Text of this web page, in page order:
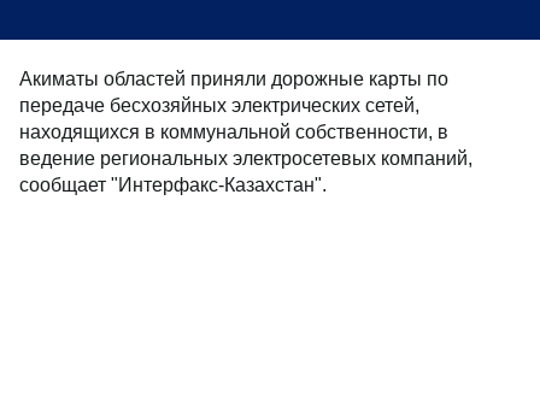
Акиматы областей приняли дорожные карты по
передаче бесхозяйных электрических сетей,
находящихся в коммунальной собственности, в
ведение региональных электросетевых компаний,
сообщает "Интерфакс-Казахстан".